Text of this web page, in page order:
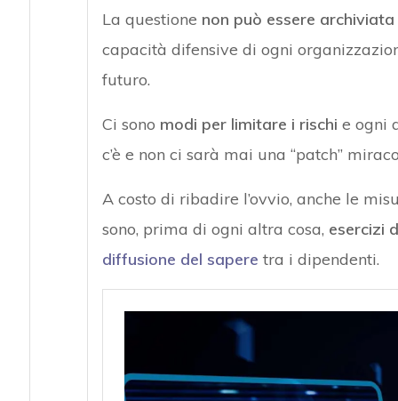
La questione non può essere
capacità difensive di ogni
futuro.
Ci sono modi per limitare i rischi e ogni
c’è e non ci sarà mai una “patch”
A costo di ribadire l’ovvio, anche le
sono, prima di ogni altra cosa, esercizi
diffusione del sapere tra i dipendenti.